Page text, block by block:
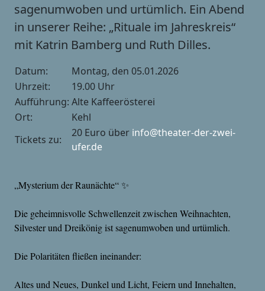
sagenumwoben und urtümlich. Ein Abend
in unserer Reihe: „Rituale im Jahreskreis“
mit Katrin Bamberg und Ruth Dilles.
Datum:
Montag, den 05.01.2026
Uhrzeit:
19.00 Uhr
Aufführung: Alte Kaffeerösterei
Ort:
Kehl
Tickets zu:
20 Euro über info@theater-der-zwei-
ufer.de
„Mysterium der Raunächte“ ✨
Die geheimnisvolle Schwellenzeit zwischen Weihnachten,
Silvester und Dreikönig ist sagenumwoben und urtümlich.
Die Polaritäten fließen ineinander:
Altes und Neues, Dunkel und Licht, Feiern und Innehalten,